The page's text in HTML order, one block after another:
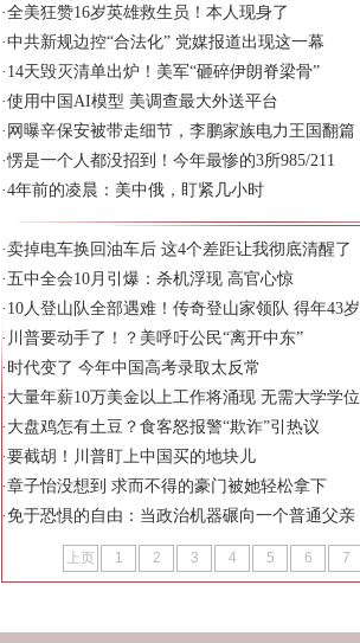
·全美狂赞16岁英雄救生员！本人现身了
·中共新规边控“合法化” 党媒报道出现这一幕
· 14天毁灭清单出炉！美军“砸碎伊朗脊梁骨”
·使用中国AI模型 美调查最大外送平台
· 网曝辛保安被带走细节，李鹏家族电力王国翻篇
·愣是一个人都没招到！今年最惨的3所985/211
·4年前的凌晨：美中俄，盯紧几小时
·卖掉电车换回油车后 这4个差距让我彻底清醒了
·五中全会10月引爆：杀机浮现 高官心惊
· 10人登山队全部遇难！传奇登山家领队 得年43岁
· 川普要动手了！？美呼吁公民“离开中东”
· 时代变了 今年中国高考录取太反常
· 大量年薪10万美金以上工作将涌现 无需大学学位
· 大盘鸡怎有土豆？食客怒报警“欺诈”引热议
·要截胡！川普盯上中国买的地块儿
·章子怡没想到 求而不得的豪门被她轻松拿下
·免于恐惧的自由：当政治机器碾向一个普通父亲
上页 1 2 3 4 5 6 7